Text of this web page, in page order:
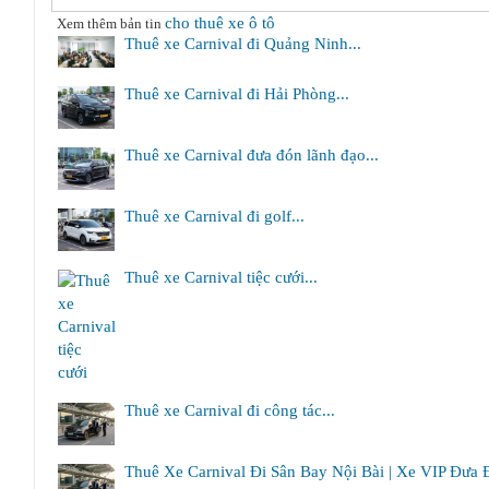
Xem thêm bản tin cho thuê xe ô tô
Thuê xe Carnival đi Quảng Ninh...
Thuê xe Carnival đi Hải Phòng...
Thuê xe Carnival đưa đón lãnh đạo...
Thuê xe Carnival đi golf...
Thuê xe Carnival tiệc cưới...
Thuê xe Carnival đi công tác...
Thuê Xe Carnival Đi Sân Bay Nội Bài | Xe VIP Đưa